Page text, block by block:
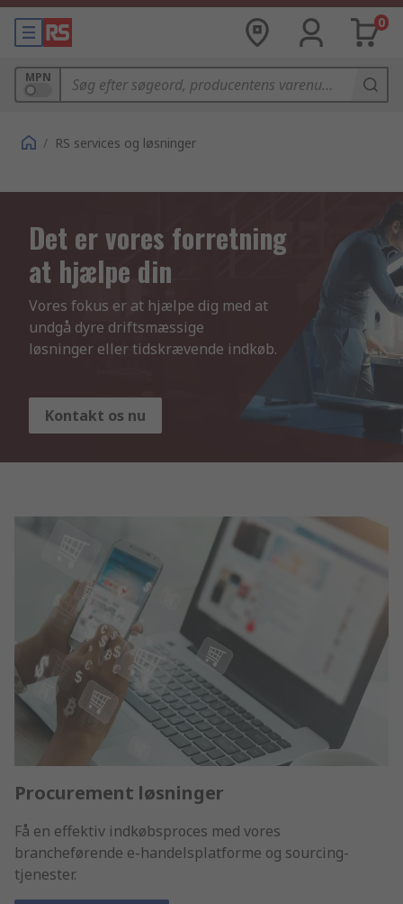
0
MPN
/ RS services og løsninger
Det er vores forretning
at hjælpe din
Vores fokus er at hjælpe dig med at
undgå dyre driftsmæssige
løsninger eller tidskrævende indkøb.
Kontakt os nu
Procurement løsninger
Få en effektiv indkøbsproces med vores
brancheførende e-handelsplatforme og sourcing-
tjenester.